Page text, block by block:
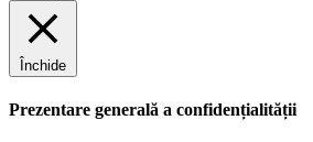
Închide
Prezentare generală a confidențialității